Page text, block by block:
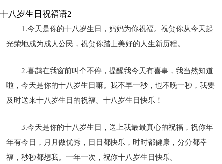
十八岁生日祝福语2
1.今天是你的十八岁生日，妈妈为你祝福。祝贺你从今天起
光荣地成为成人公民，祝贺你踏上美好的人生新历程。
2.喜鹊在我窗前叫个不停，提醒我今天有喜事，我当然知道
啦，今天是你的十八岁生日嘛。我不早一秒，也不晚一秒，我要
及时送来十八岁生日的祝福。十八岁生日快乐！
3.今天是你的十八岁生日，送上我最最真心的祝福，祝你年
年有今日，月月做优秀，日日都快乐，时时都健康，分分都幸
福，秒秒都想我。一年一次，祝你十八岁生日快乐。